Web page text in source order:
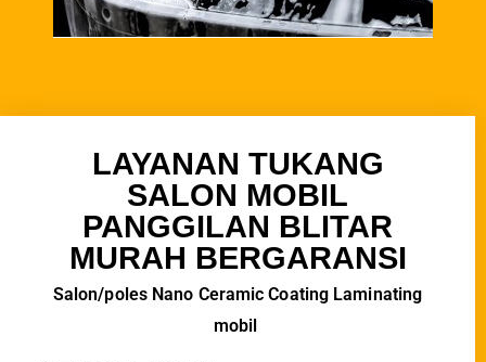
LAYANAN TUKANG
SALON MOBIL
PANGGILAN BLITAR
MURAH BERGARANSI
Salon/poles Nano Ceramic Coating Laminating
mobil